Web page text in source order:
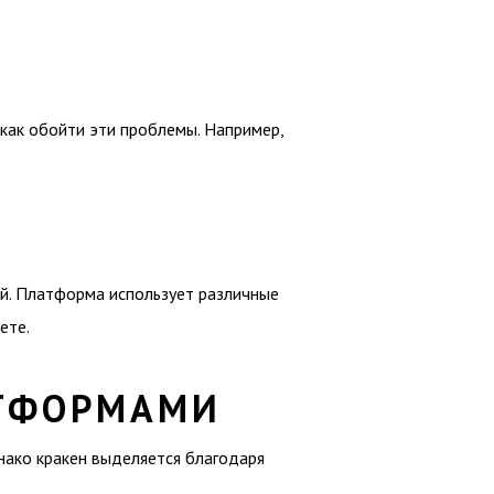
обойти эти проблемы. Например,
Платформа использует различные
кракен выделяется благодаря